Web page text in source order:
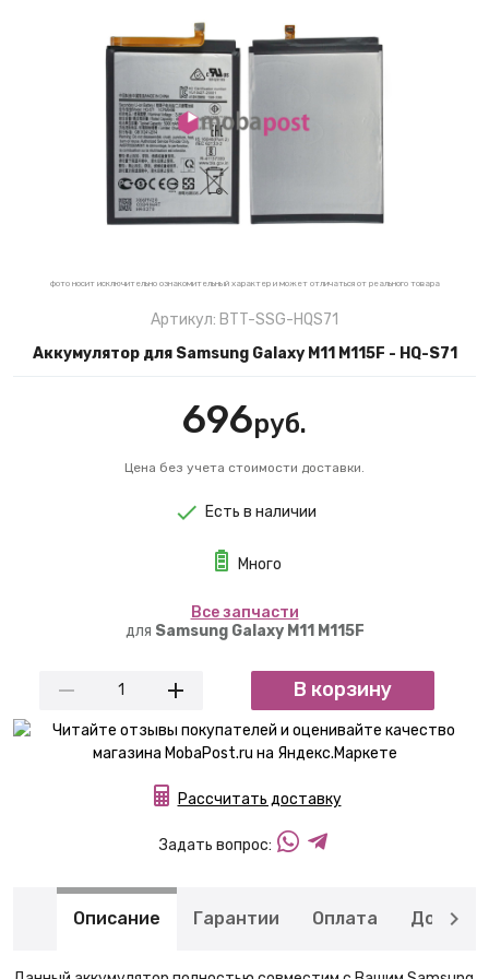
фото носит исключительно ознакомительный характер и может отличаться от реального товара
Артикул: BTT-SSG-HQS71
Аккумулятор для Samsung Galaxy M11 M115F - HQ-S71
696руб.
Цена без учета стоимости доставки.
Есть в наличии
Много
Вcе запчасти
для Samsung Galaxy M11 M115F
В корзину
Рассчитать доставку
Задать вопрос:
Описание Гарантии Оплата